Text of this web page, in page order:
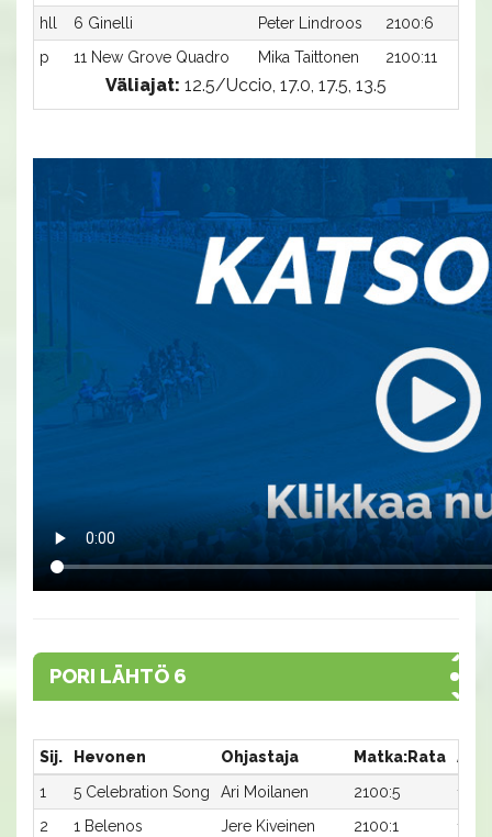
hll
6 Ginelli Peter Lindroos 2100:6
p
11 New Grove Quadro Mika Taittonen 2100:11
Väliajat: 12.5/Uccio, 17.0, 17.5, 13.5
PORI LÄHTÖ 6
Sij. Hevonen Ohjastaja Matka:Rata
Aika
1
5 Celebration Song Ari Moilanen 2100:5
16,4a
2
1 Belenos Jere Kiveinen 2100:1